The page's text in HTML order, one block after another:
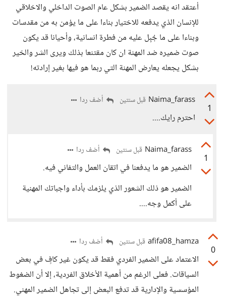
أعتقد انه يقصد الضمير بشكل عام الصوت الداخلي والاخلاقي
للإنسان الذي يدفعه للاختيار بناءا على ما يؤمن به من مقدسات
وبناءا على ما جُبِل عليه من فطرة انسانية، وأحيانا قد يكون
صوت ضميره ضد المهنة ان كان مقتنعا بذلك ويرى الشر والخير
بشكل يجعله يعارض المهنة التي ربما هو فيها بغير إرادته!
1
Naima_farass قبل سنتين أضف ردا
احترم رايك....
1
Naima_farass قبل سنتين أضف ردا
الضمير هو ما يدفعنا في اتقان العمل والتفاني فيه.
الضمير هو ذلك الشعور الذي يلزمك بأداء واجباتك المهنية
على أكمل وجه....
0
afifa08_hamza قبل سنتين أضف ردا
الاعتماد على الضمير الفردي فقط قد يكون غير كافٍ في بعض
السياقات. فعلى الرغم من أهمية الأخلاق الفردية، إلا أن الضغوط
المؤسسية والإدارية قد تدفع البعض إلى تجاهل الضمير المهني.